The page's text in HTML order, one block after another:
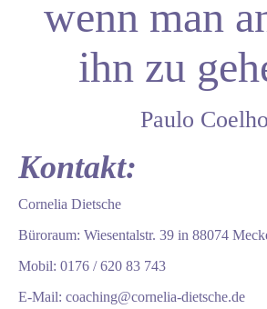
wenn man
ihn zu
Paulo Coelho
Kontakt:
Cornelia Dietsche
Büroraum: Wiesentalstr. 39 in 88074
Mobil: 0176 / 620 83 743
E-Mail: coaching@cornelia-dietsche.de